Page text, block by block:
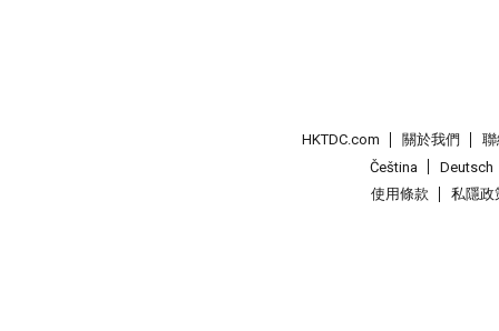
HKTDC.com 關於我們
Čeština
Deutsch
使用條款
私隱政